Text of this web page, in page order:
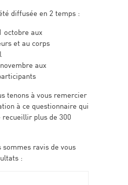
diffusée en 2 temps :
octobre aux
et au corps
aux
tenons à vous remercier
à ce questionnaire qui
plus de 300
sommes ravis de vous
: